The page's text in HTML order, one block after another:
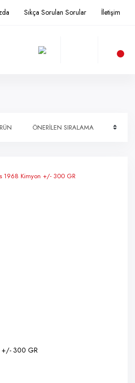
Sıkça Sorulan Sorular İletişim
+/- 300 GR